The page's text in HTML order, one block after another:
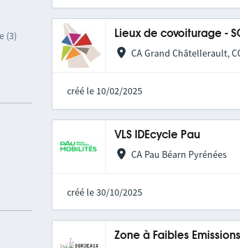
(3) Lieux de covoiturage -
CA Grand Châtellerault,
créé le 10/02/2025
VLS IDEcycle Pau
CA Pau Béarn Pyrénées
créé le 30/10/2025
Zone à Faibles